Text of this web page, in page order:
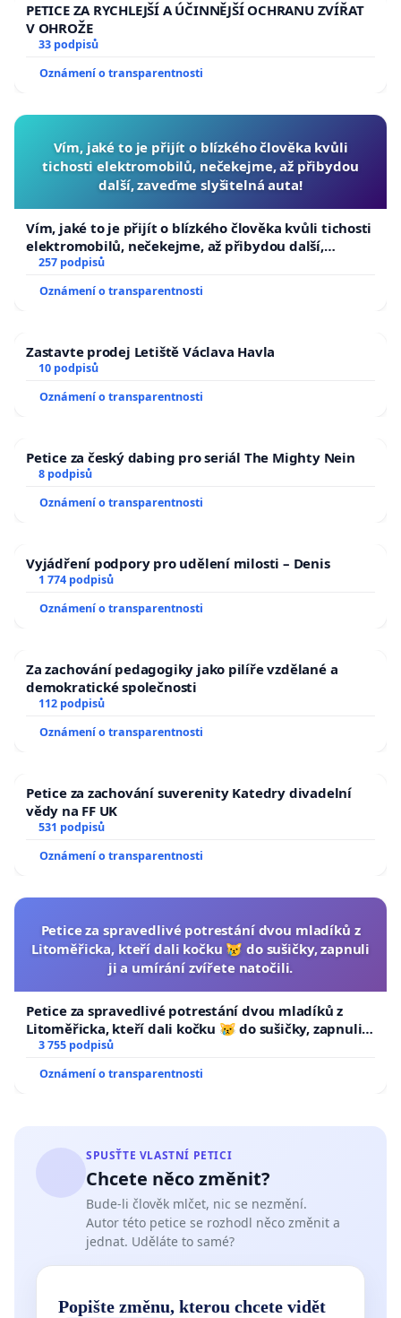
PETICE ZA RYCHLEJŠÍ A ÚČINNĚJŠÍ OCHRANU ZVÍŘAT
V OHROŽE
33 podpisů
Oznámení o transparentnosti
Vím, jaké to je přijít o blízkého člověka kvůli
tichosti elektromobilů, nečekejme, až přibydou
další, zaveďme slyšitelná auta!
Vím, jaké to je přijít o blízkého člověka kvůli tichosti
elektromobilů, nečekejme, až přibydou další,
zaveďme slyšitelná auta!
257 podpisů
Oznámení o transparentnosti
Zastavte prodej Letiště Václava Havla
10 podpisů
Oznámení o transparentnosti
Petice za český dabing pro seriál The Mighty Nein
8 podpisů
Oznámení o transparentnosti
Vyjádření podpory pro udělení milosti – Denis
1 774 podpisů
Oznámení o transparentnosti
Za zachování pedagogiky jako pilíře vzdělané a
demokratické společnosti
112 podpisů
Oznámení o transparentnosti
Petice za zachování suverenity Katedry divadelní
vědy na FF UK
531 podpisů
Oznámení o transparentnosti
Petice za spravedlivé potrestání dvou mladíků z
Litoměřicka, kteří dali kočku 😿 do sušičky, zapnuli
ji a umírání zvířete natočili.
Petice za spravedlivé potrestání dvou mladíků z
Litoměřicka, kteří dali kočku 😿 do sušičky, zapnuli ji
a umírání zvířete natočili.
3 755 podpisů
Oznámení o transparentnosti
SPUSŤTE VLASTNÍ PETICI
Chcete něco změnit?
Bude-li člověk mlčet, nic se nezmění.
Autor této petice se rozhodl něco změnit a
jednat. Uděláte to samé?
Popište změnu, kterou chcete vidět